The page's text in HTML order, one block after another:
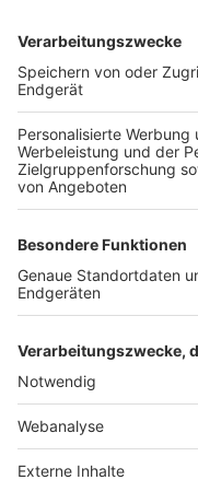
TOP-VEREINE
TOP-PARTNER
Nutzungsbedingungen